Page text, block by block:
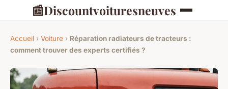
📰Discountvoituresneuves
Accueil › Voiture › Réparation radiateurs de tracteurs :
comment trouver des experts certifiés ?